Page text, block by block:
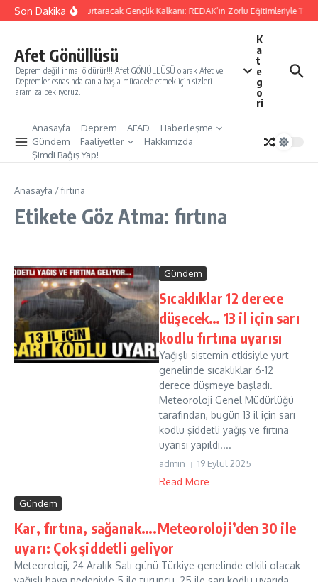
İçeriğe atla
Son DakikaYarınları Kurtaracak Gençlik Kalkanı: REDAK’ın Zorlu Eğitimleriyle
Afet Gönüllüsü
Deprem değil ihmal öldürür!!! Afet GÖNÜLLÜSÜ olarak Afet ve
Depremler esnasında canla başla mücadele etmek için sizleri
aramıza bekliyoruz.
K
a
t
e
g
o
ri
Anasayfa Deprem AFAD
Haberleşme
Gündem
Faaliyetler
Hakkımızda
Şimdi Bağış Yap!
Anasayfa /fırtına
Etikete Göz Atma: fırtına
Gündem
Sıcaklıklar 12 derece
düşecek… 13 il için sarı
kodlu fırtına uyarısı
Yağışlı sistemin etkisiyle yurt
genelinde sıcaklıklar 6-12
derece düşmeye başladı.
Meteoroloji Genel Müdürlüğü
tarafından, bugün 13 il için sarı
kodlu şiddetli yağış ve fırtına
uyarısı yapıldı....
admin 19 Eylül 2025
Read More
Gündem
Kar, fırtına, sağanak….Meteoroloji’den 30 ile
uyarı: Çok şiddetli geliyor
Meteoroloji, 24 Aralık Salı günü Türkiye genelinde etkili olacak